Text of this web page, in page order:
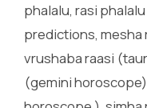
phalalu, rasi
predictions, mesha
vrushaba raasi
(gemini